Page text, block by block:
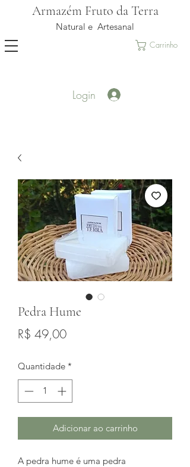
Armazém Fruto da Terra
Natural e Artesanal
Carrinho
Login
Pedra Hume
R$ 49,00Preço
Quantidade *
Adicionar ao carrinho
A pedra hume é uma pedra